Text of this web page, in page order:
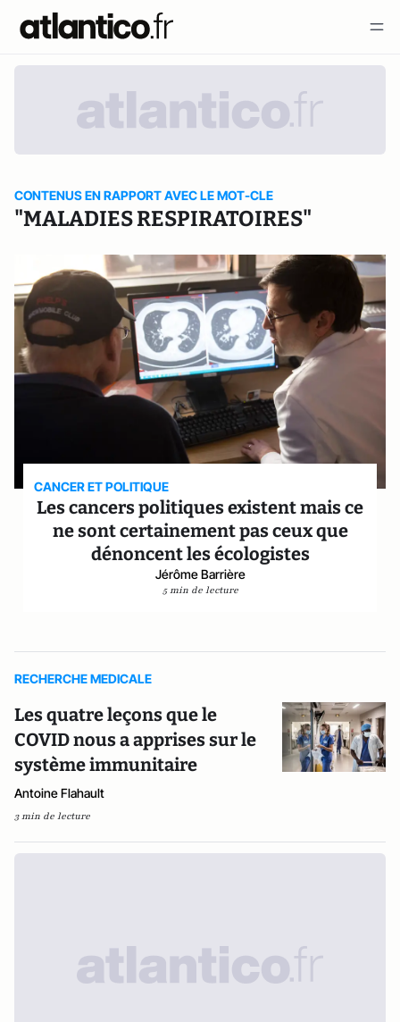
CONTENUS EN RAPPORT AVEC LE MOT-CLE
"MALADIES RESPIRATOIRES"
CANCER ET POLITIQUE
Les cancers politiques existent mais ce
ne sont certainement pas ceux que
dénoncent les écologistes
Jérôme Barrière
5 min de lecture
RECHERCHE MEDICALE
Les quatre leçons que le
COVID nous a apprises sur le
système immunitaire
Antoine Flahault
3 min de lecture